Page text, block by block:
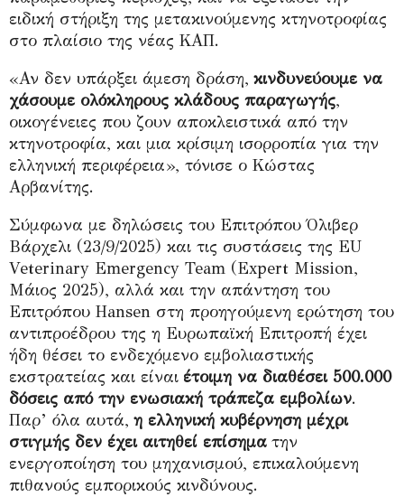
ειδική στήριξη της μετακινούμενης κτηνοτροφίας
στο πλαίσιο της νέας ΚΑΠ.
«Αν δεν υπάρξει άμεση δράση, κινδυνεύουμε να
χάσουμε ολόκληρους κλάδους παραγωγής,
οικογένειες που ζουν αποκλειστικά από την
κτηνοτροφία, και μια κρίσιμη ισορροπία για την
ελληνική περιφέρεια», τόνισε ο Κώστας
Αρβανίτης.
Σύμφωνα με δηλώσεις του Επιτρόπου Όλιβερ
Βάρχελι (23/9/2025) και τις συστάσεις της EU
Veterinary Emergency Team (Expert Mission,
Μάιος 2025), αλλά και την απάντηση του
Επιτρόπου Hansen στη προηγούμενη ερώτηση του
αντιπροέδρου της η Ευρωπαϊκή Επιτροπή έχει
ήδη θέσει το ενδεχόμενο εμβολιαστικής
εκστρατείας και είναι έτοιμη να διαθέσει 500.000
δόσεις από την ενωσιακή τράπεζα εμβολίων.
Παρ’ όλα αυτά, η ελληνική κυβέρνηση μέχρι
στιγμής δεν έχει αιτηθεί επίσημα την
ενεργοποίηση του μηχανισμού, επικαλούμενη
πιθανούς εμπορικούς κινδύνους.